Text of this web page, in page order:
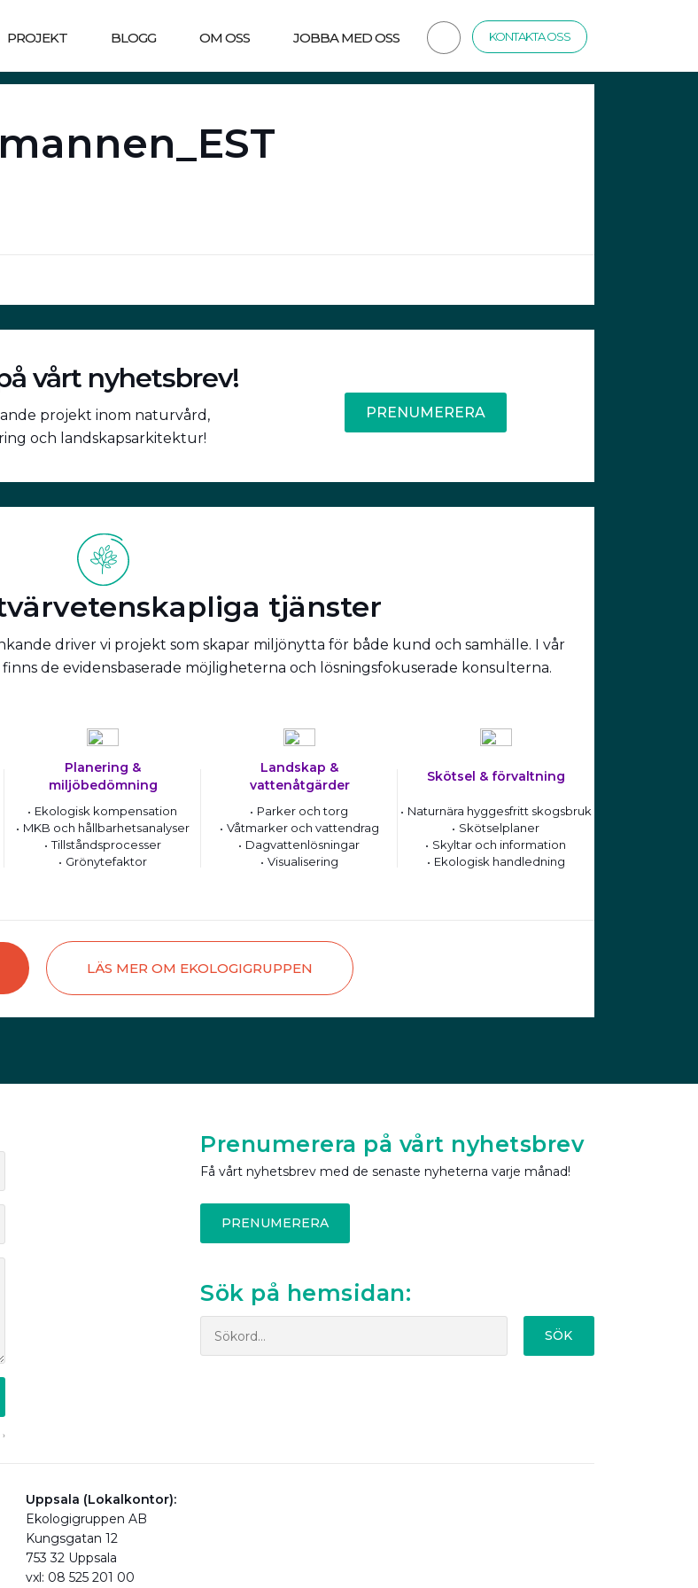
PROJEKT BLOGG OM OSS JOBBA MED OSS KONTAKTA OSS
vårt nyhetsbrev!
projekt inom naturvård,
och landskapsarkitektur!
PRENUMERERA
tjänster
driver vi projekt som skapar miljönytta för både kund och samhälle. I vår
de evidensbaserade möjligheterna och lösningsfokuserade konsulterna.
Planering &
miljöbedömning
Ekologisk kompensation
MKB och hållbarhetsanalyser
Tillståndsprocesser
Grönytefaktor
Landskap &
vattenåtgärder
Parker och torg
Våtmarker och vattendrag
Dagvattenlösningar
Visualisering
Skötsel & förvaltning
Naturnära hyggesfritt skogsbruk
Skötselplaner
Skyltar och information
Ekologisk handledning
LÄS MER OM EKOLOGIGRUPPEN
Prenumerera på vårt nyhetsbrev
Få vårt nyhetsbrev med de senaste nyheterna varje månad!
PRENUMERERA
Sök på hemsidan:
SÖK
Uppsala (Lokalkontor):
Ekologigruppen AB
Kungsgatan 12
753 32 Uppsala
vxl: 08 525 201 00